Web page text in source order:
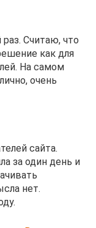
Считаю, что
как для
На самом
очень
сайта.
за один день и
нет.